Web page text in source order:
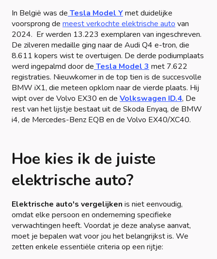
In België was de Tesla Model Ymet duidelijke
voorsprong de meest verkochte elektrische auto van
2024. Er werden 13.223 exemplaren van ingeschreven.
De zilveren medaille ging naar de Audi Q4 e-tron, die
8.611 kopers wist te overtuigen. De derde podiumplaats
werd ingepalmd door de Tesla Model 3 met 7.622
registraties. Nieuwkomer in de top tien is de succesvolle
BMW iX1, die meteen opklom naar de vierde plaats. Hij
wipt over de Volvo EX30 en de Volkswagen ID.4, De
rest van het lijstje bestaat uit de Skoda Enyaq, de BMW
i4, de Mercedes-Benz EQB en de Volvo EX40/XC40.
Hoe kies ik de juiste
elektrische auto?
Elektrische auto's vergelijken is niet eenvoudig,
omdat elke persoon en onderneming specifieke
verwachtingen heeft. Voordat je deze analyse aanvat,
moet je bepalen wat voor jou het belangrijkst is. We
zetten enkele essentiële criteria op een rijtje: